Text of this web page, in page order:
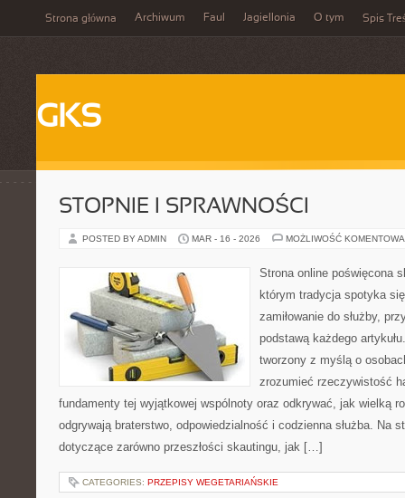
Strona główna Archiwum Faul Jagiellonia O tym Spis
GKS
STOPNIE I SPRAWNOŚCI
POSTED BY ADMIN MAR - 16 - 2026 MOŻLIWOŚĆ
Strona online poświęcona
którym tradycja spotyka
zamiłowanie do służby,
podstawą każdego
tworzony z myślą o
zrozumieć rzeczywistość
fundamenty tej wyjątkowej wspólnoty oraz odkrywać, jak wielką
odgrywają braterstwo, odpowiedzialność i codzienna służba. Na
dotyczące zarówno przeszłości skautingu, jak […]
CATEGORIES: PRZEPISY WEGETARIAŃSKIE